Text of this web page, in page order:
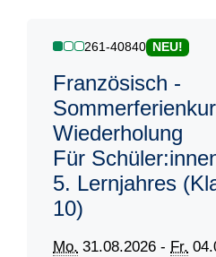
261-40840 NEU!
Französisch -
Wiederholung
Für
5. Lernjahres
10)
Mo. 31.08.2026 - Fr.